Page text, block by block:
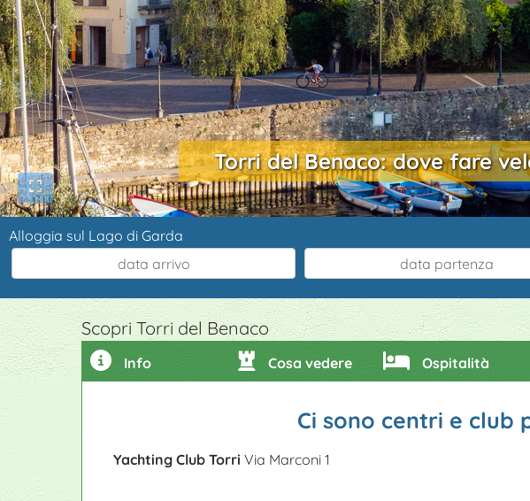
Torri del Benaco: dove fare
Alloggia sul Lago di Garda
Scopri Torri del Benaco
Info Cosa vedere Ospitalità
Ci sono centri e club
Yachting Club Torri Via Marconi 1